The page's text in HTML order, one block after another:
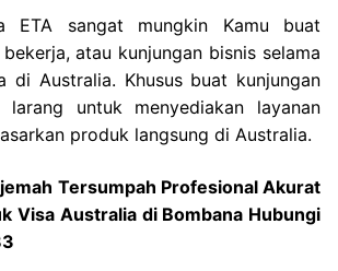
ETA sangat mungkin Kamu buat
atau kunjungan bisnis selama
di Australia. Khusus buat kunjungan
untuk menyediakan layanan
produk langsung di Australia.
Tersumpah Profesional Akurat
Visa Australia di Bombana Hubungi